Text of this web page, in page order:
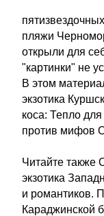
пляжи
открыли для
"картинки" не
В этом
экзотика
коса: Тепло
против мифов
Читайте также
экзотика
и романтиков.
Караджинской